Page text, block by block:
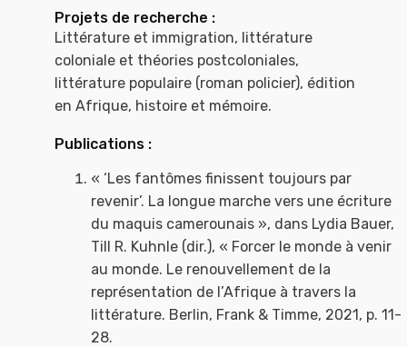
Projets de recherche :
Littérature et immigration, littérature
coloniale et théories postcoloniales,
littérature populaire (roman policier), édition
en Afrique, histoire et mémoire.
Publications :
« ‘Les fantômes finissent toujours par
revenir’. La longue marche vers une écriture
du maquis camerounais », dans Lydia Bauer,
Till R. Kuhnle (dir.), « Forcer le monde à venir
au monde. Le renouvellement de la
représentation de l’Afrique à travers la
littérature. Berlin, Frank & Timme, 2021, p. 11-
28.